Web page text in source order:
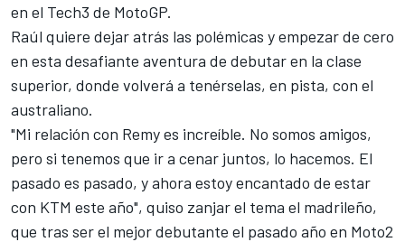
en el Tech3 de MotoGP.
Raúl quiere dejar atrás las polémicas y empezar de cero
en esta desafiante aventura de debutar en la clase
superior, donde volverá a tenérselas, en pista, con el
australiano.
"Mi relación con Remy es increíble. No somos amigos,
pero si tenemos que ir a cenar juntos, lo hacemos. El
pasado es pasado, y ahora estoy encantado de estar
con KTM este año", quiso zanjar el tema el madrileño,
que tras ser el mejor debutante el pasado año en Moto2